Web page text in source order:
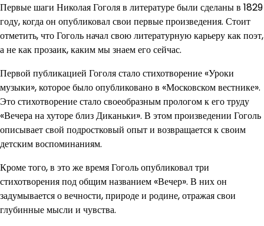
Первые шаги Николая Гоголя в литературе были сделаны в 1829
году, когда он опубликовал свои первые произведения. Стоит
отметить, что Гоголь начал свою литературную карьеру как поэт,
а не как прозаик, каким мы знаем его сейчас.
Первой публикацией Гоголя стало стихотворение «Уроки
музыки», которое было опубликовано в «Московском вестнике».
Это стихотворение стало своеобразным прологом к его труду
«Вечера на хуторе близ Диканьки». В этом произведении Гоголь
описывает свой подростковый опыт и возвращается к своим
детским воспоминаниям.
Кроме того, в это же время Гоголь опубликовал три
стихотворения под общим названием «Вечер». В них он
задумывается о вечности, природе и родине, отражая свои
глубинные мысли и чувства.